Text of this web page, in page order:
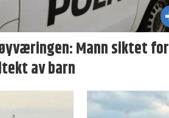
Mann siktet for
av barn